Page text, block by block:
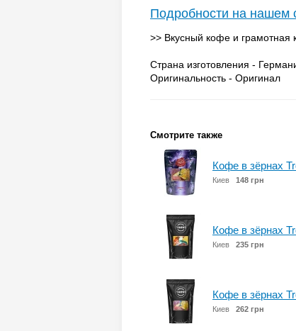
Подробности на нашем
>> Вкусный кофе и грамотная
Страна изготовления -
Оригинальность - Оригинал
Смотрите также
Кофе в зёрнах
Киев 148 грн
Кофе в зёрнах
Киев 235 грн
Кофе в зёрнах
Киев 262 грн